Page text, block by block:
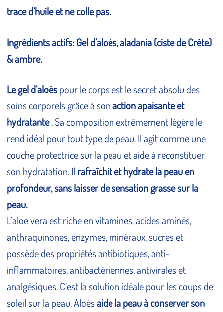
trace d’huile et ne colle pas.
Ingrédients actifs: Gel d’aloès, aladania (ciste de Crète)
& ambre.
Le gel d’aloèspour le corps est le secret absolu des
soins corporels grâce à sonaction apaisante et
hydratante. Sa composition extrêmement légère le
rend idéal pour tout type de peau. Il agit comme une
couche protectrice sur la peau et aide à reconstituer
son hydratation. Il rafraîchit et hydrate la peau en
profondeur, sans laisser de sensation grasse sur la
peau.
L’aloe vera est riche en vitamines, acides aminés,
anthraquinones, enzymes, minéraux, sucres et
possède des propriétés antibiotiques, anti-
inflammatoires, antibactériennes, antivirales et
analgésiques. C’est la solution idéale pour les coups de
soleil sur la peau. Aloèsaide la peau à conserver son